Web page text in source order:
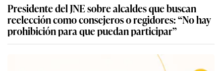
Presidente del JNE sobre alcaldes que buscan
reelección como consejeros o regidores: “No hay
prohibición para que puedan participar”